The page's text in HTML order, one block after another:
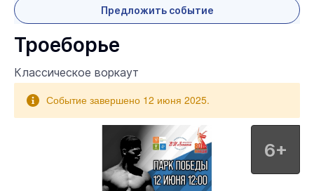
Предложить событие
Троеборье
Классическое воркаут
Событие завершено 12 июня 2025.
6+